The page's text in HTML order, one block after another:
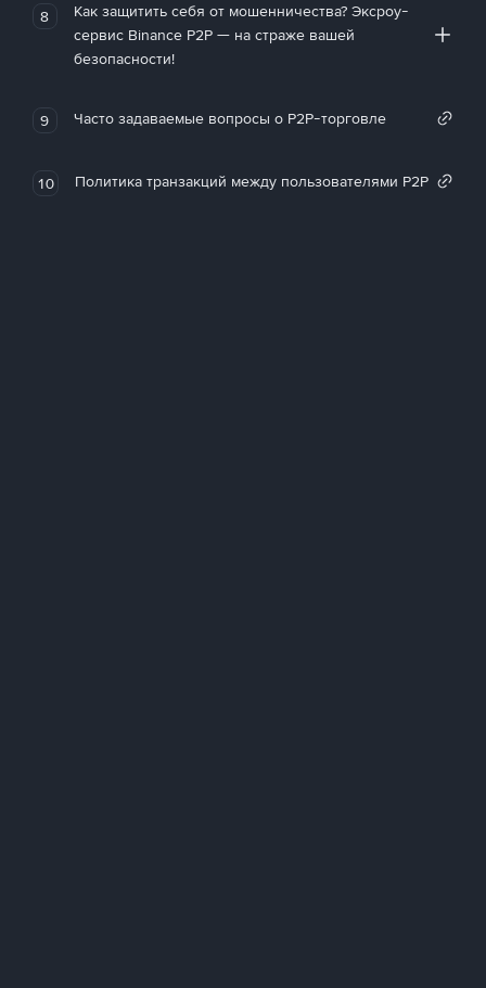
8
Как защитить себя от мошенничества? Эксроу-
сервис Binance P2P — на страже вашей
безопасности!
9 Часто задаваемые вопросы о P2P-торговле
10 Политика транзакций между пользователями P2P